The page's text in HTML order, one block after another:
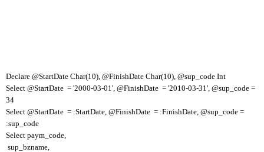
Declare @StartDate Char(10), @FinishDate Char(10), @sup_code Int
Select @StartDate = '2000-03-01', @FinishDate = '2010-03-31', @sup_code =
34
Select @StartDate = :StartDate, @FinishDate = :FinishDate, @sup_code =
:sup_code
Select paym_code,
sup_bzname,